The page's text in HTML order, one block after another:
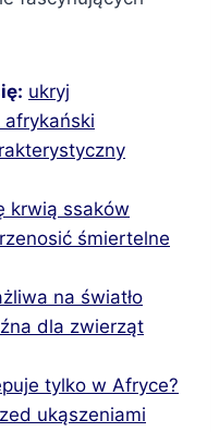
ukryj
krwią ssaków
śmiertelne
na światło
dla zwierząt
tylko w Afryce?
ukąszeniami